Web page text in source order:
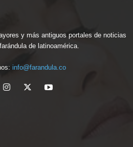
y más antiguos portales de noticias
de latinoamérica.
info@farandula.co